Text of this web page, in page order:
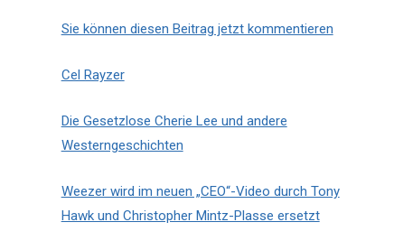
Sie können diesen Beitrag jetzt kommentieren
Cel Rayzer
Die Gesetzlose Cherie Lee und andere
Westerngeschichten
Weezer wird im neuen „CEO“-Video durch Tony
Hawk und Christopher Mintz-Plasse ersetzt